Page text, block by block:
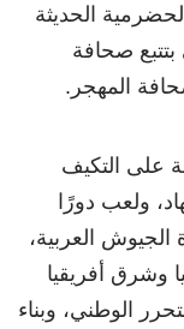
الحديثة
بتتبع صحافة
المهجر.
على التكيف
ولعب دورًا
الجيوش العربية،
وشرق أفريقيا
الوطني، وبناء